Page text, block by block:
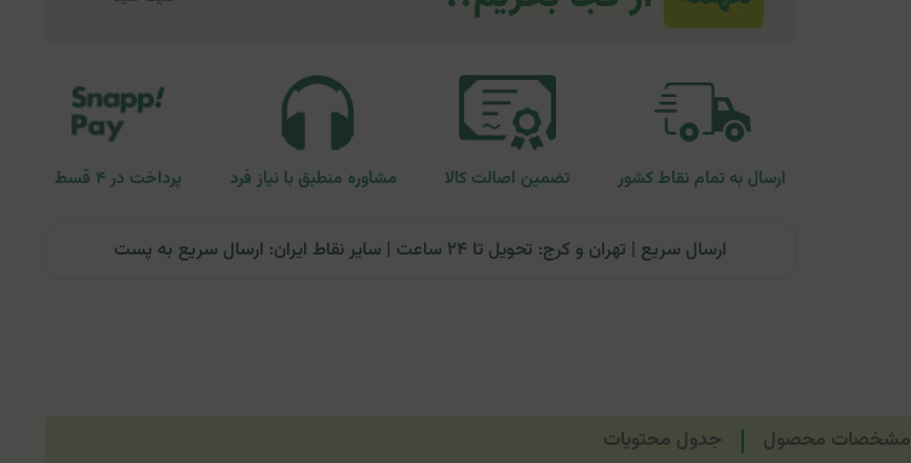
ارسال به تمام نقاط کشور تضمین اصالت کالا مشاوره منطبق با نیاز فرد پرداخت در ۴ قسط
ارسال سریع | تهران و کرج: تحویل تا ۲۴ ساعت | سایر نقاط ایران: ارسال سریع به پست
مشخصات محصول جدول محتویات